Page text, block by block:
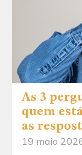
As 3
quem
as
19 maio